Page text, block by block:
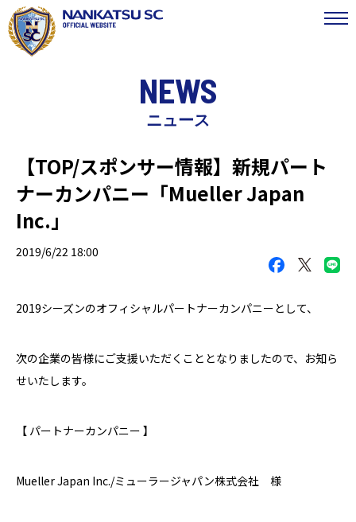
NEWS
ニュース
【TOP/スポンサー情報】新規パート
ナーカンパニー「Mueller Japan
Inc.」
2019/6/22 18:00
2019シーズンのオフィシャルパートナーカンパニーとして、
次の企業の皆様にご支援いただくこととなりましたので、お知ら
せいたします。
【 パートナーカンパニー 】
Mueller Japan Inc./ミューラージャパン株式会社 様